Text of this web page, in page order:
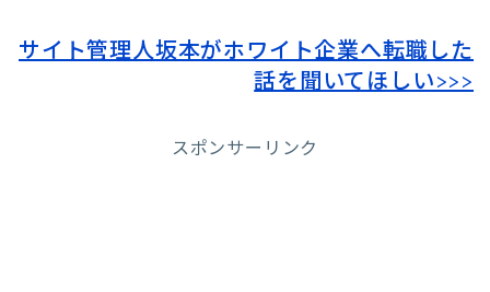
サイト管理人坂本がホワイト企業へ転職した
話を聞いてほしい>>>
スポンサーリンク